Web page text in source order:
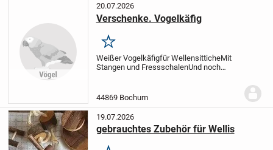
20.07.2026
Verschenke. Vogelkäfig
Merken
Weißer Vogelkäfigfür WellensitticheMit
Stangen und FressschalenUnd noch
ernstgemeinte Meldungen
44869 Bochum
19.07.2026
gebrauchtes Zubehör für Wellis